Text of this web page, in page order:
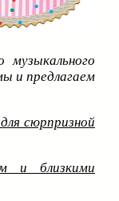
и предлагаем
сюрпризной
и близкими